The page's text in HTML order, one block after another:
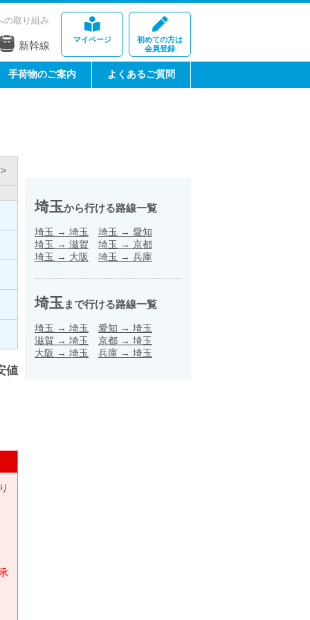
マイページ
初めての方は
会員登録
の取り組み
新幹線
手荷物のご案内 よくあるご質問
値
埼玉から行ける路線一覧
埼玉 → 埼玉 埼玉 → 愛知
埼玉 → 滋賀 埼玉 → 京都
埼玉 → 大阪 埼玉 → 兵庫
埼玉 まで行ける路線一覧
埼玉 → 埼玉 愛知 → 埼玉
滋賀 → 埼玉 京都 → 埼玉
大阪 → 埼玉 兵庫 → 埼玉